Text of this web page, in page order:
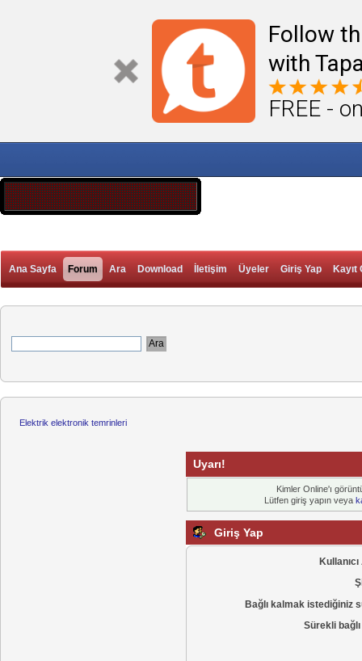
Follow
with
FREE -
Ana Sayfa Forum Ara Download İletişim Üyeler Giriş Yap Kayıt
Elektrik elektronik temrinleri
Uyarı!
Kimler Online'ı
Lütfen giriş yapın veya
Giriş Yap
Kullanıcı
Bağlı kalmak istediğiniz
Sürekli